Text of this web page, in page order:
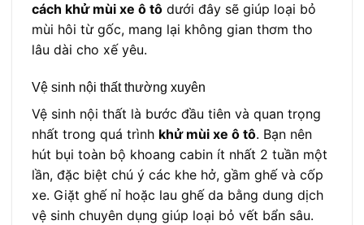
cách khử mùi xe ô tô dưới đây sẽ giúp loại bỏ
mùi hôi từ gốc, mang lại không gian thơm tho
lâu dài cho xế yêu.
Vệ sinh nội thất thường xuyên
Vệ sinh nội thất là bước đầu tiên và quan trọng
nhất trong quá trình khử mùi xe ô tô. Bạn nên
hút bụi toàn bộ khoang cabin ít nhất 2 tuần một
lần, đặc biệt chú ý các khe hở, gầm ghế và cốp
xe. Giặt ghế nỉ hoặc lau ghế da bằng dung dịch
vệ sinh chuyên dụng giúp loại bỏ vết bẩn sâu.